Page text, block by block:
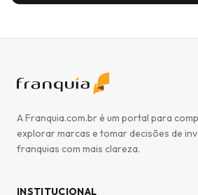
A Franquia.com.br é um portal para
explorar marcas e tomar decisões de
franquias com mais clareza.
INSTITUCIONAL